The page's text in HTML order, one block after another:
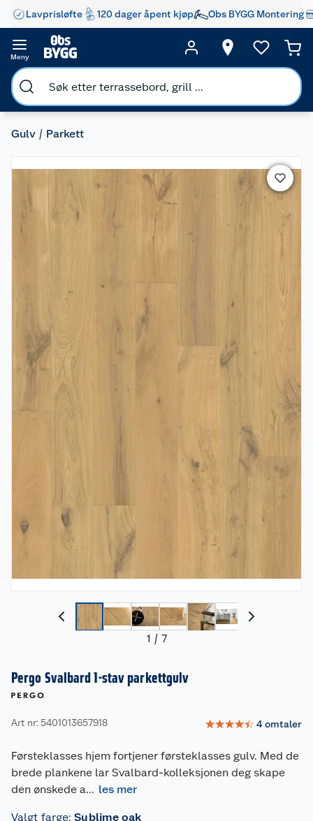
Lavprisløfte 120 dager åpent kjøp Obs BYGG Montering
Meny
Gulv Parkett
1 / 7
Pergo Svalbard 1-stav parkettgulv
Art nr: 5401013657918 ☆☆☆☆☆ 4omtaler
Førsteklasses hjem fortjener førsteklasses gulv. Med de
brede plankene lar Svalbard-kolleksjonen deg skape
den ønskede a... les mer
Valgt farge: Sublime oak